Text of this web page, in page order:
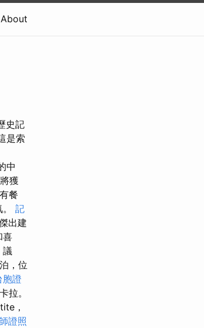
About
史記
是索
中
獲
餐
記
出建
喜
議
，位
胞證
拉。
，
證照